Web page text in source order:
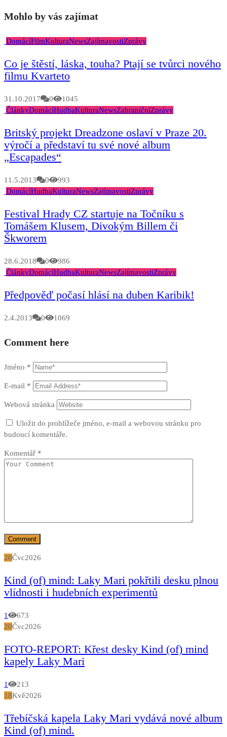
Mohlo by vás zajímat
DomácíFilmKulturaNewsZajímavostiZprávy
Co je štěstí, láska, touha? Ptají se tvůrci nového
filmu Kvarteto
31.10.2017 0
1045
ČlánkyDomácíHudbaKulturaNewsZahraničníZprávy
Britský projekt Dreadzone oslaví v Praze 20.
výročí a představí tu své nové album
„Escapades“
11.5.2013 0
993
DomácíHudbaKulturaNewsZajímavostiZprávy
Festival Hrady CZ startuje na Točníku s
Tomášem Klusem, Divokým Billem či
Škworem
28.6.2018 0
986
ČlánkyDomácíHudbaKulturaNewsZajímavostiZprávy
Předpověď počasí hlásí na duben Karibik!
2.4.2013 0 1069
Comment here
Jméno *
E-mail *
Webová stránka
Uložit do prohlížeče jméno, e-mail a webovou stránku pro
budoucí komentáře.
Komentář *
20Čvc2026
Kind (of) mind: Laky Mari pokřtili desku plnou
vlídnosti i hudebních experimentů
1
673
20Čvc2026
FOTO-REPORT: Křest desky Kind (of) mind
kapely Laky Mari
1
213
18Kvě2026
Třebíčská kapela Laky Mari vydává nové album
Kind (of) mind.